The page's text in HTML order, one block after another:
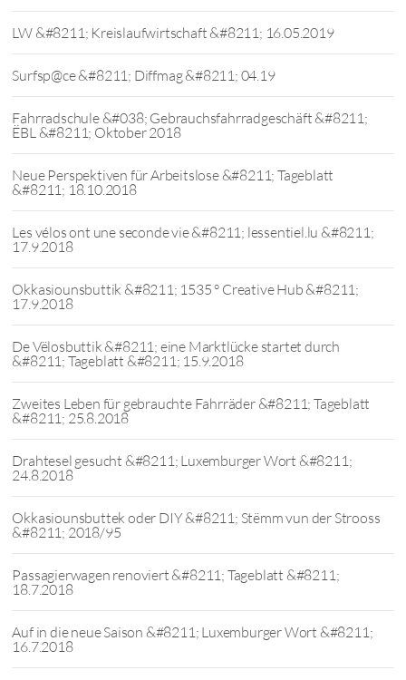
LW &#8211; Kreislaufwirtschaft &#8211; 16.05.2019
Surfsp@ce &#8211; Diffmag &#8211; 04.19
Fahrradschule &#038; Gebrauchsfahrradgeschäft &#8211;
ËBL &#8211; Oktober 2018
Neue Perspektiven für Arbeitslose &#8211; Tageblatt
&#8211; 18.10.2018
Les vélos ont une seconde vie &#8211; lessentiel.lu &#8211;
17.9.2018
Okkasiounsbuttik &#8211; 1535 ° Creative Hub &#8211;
17.9.2018
De Vëlosbuttik &#8211; eine Marktlücke startet durch
&#8211; Tageblatt &#8211; 15.9.2018
Zweites Leben für gebrauchte Fahrräder &#8211; Tageblatt
&#8211; 25.8.2018
Drahtesel gesucht &#8211; Luxemburger Wort &#8211;
24.8.2018
Okkasiounsbuttek oder DIY &#8211; Stëmm vun der Strooss
&#8211; 2018/95
Passagierwagen renoviert &#8211; Tageblatt &#8211;
18.7.2018
Auf in die neue Saison &#8211; Luxemburger Wort &#8211;
16.7.2018